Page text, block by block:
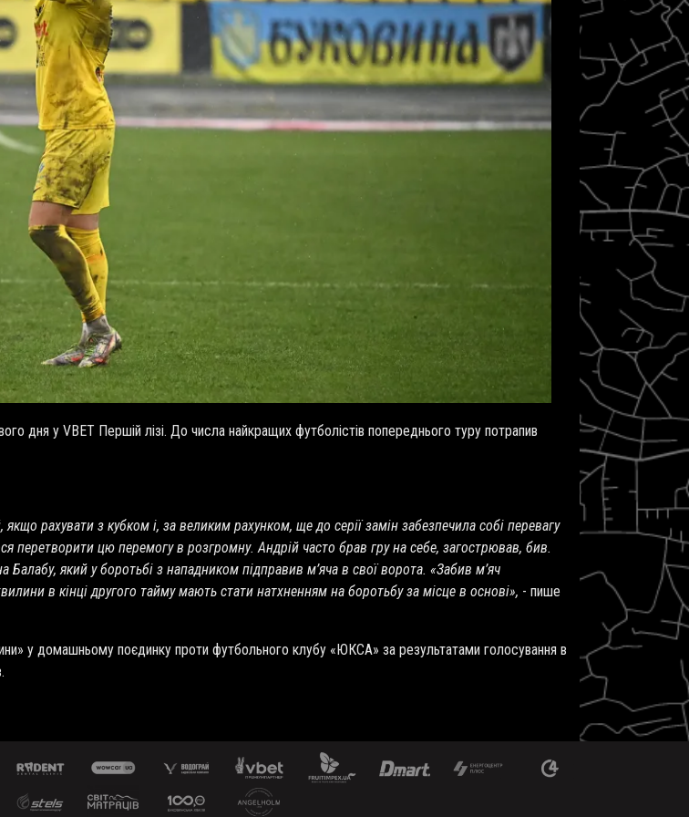
дня у VBET Першій лізі. До числа найкращих футболістів попереднього туру потрапив
рахувати з кубком і, за великим рахунком, ще до серії замін забезпечила собі перевагу
цю перемогу в розгромну. Андрій часто брав гру на себе, загострював, бив.
Балабу, який у боротьбі з нападником підправив м’яча в свої ворота. «Забив м’яч
в кінці другого тайму мають стати натхненням на боротьбу за місце в основі», - пише
у домашньому поєдинку проти футбольного клубу «ЮКСА» за результатами голосування в